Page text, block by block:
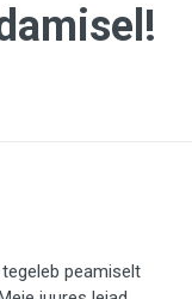
peamiselt